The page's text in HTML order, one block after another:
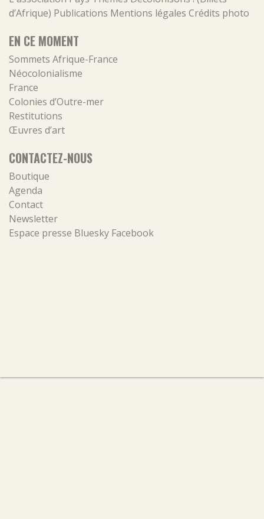
d’Afrique) Publications Mentions légales Crédits photo
EN CE MOMENT
Sommets Afrique-France
Néocolonialisme
France
Colonies d’Outre-mer
Restitutions
Œuvres d’art
CONTACTEZ-NOUS
Boutique
Agenda
Contact
Newsletter
Espace presse Bluesky Facebook